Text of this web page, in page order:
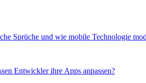
Sprüche und wie mobile Technologie
Entwickler ihre Apps anpassen?